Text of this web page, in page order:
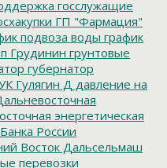
госслужащие
ГП "Фармация"
подвоза воды график
Грудинин грунтовые
губернатор
Гулягин Д давление на
энергетическая
России
Восток Дальсельмаш
перевозки